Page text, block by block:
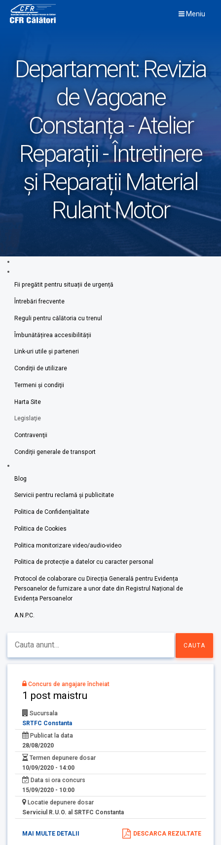
content
Meniu
Departament:Revizia
de Vagoane
Constanța - Atelier
Reparații - Întretinere
și Reparații Material
Rulant Motor
Fii pregătit pentru situații de urgență
Întrebări frecvente
Reguli pentru călătoria cu trenul
Îmbunătățirea accesibilității
Link-uri utile şi parteneri
Condiţii de utilizare
Termeni şi condiţii
Harta Site
Legislaţie
Contravenţii
Condiţii generale de transport
Blog
Servicii pentru reclamă și publicitate
Politica de Confidenţialitate
Politica de Cookies
Politica monitorizare video/audio-video
Politica de protecție a datelor cu caracter personal
Protocol de colaborare cu Direcția Generală pentru Evidența
Persoanelor de furnizare a unor date din Registrul Național de
Evidența Persoanelor
A.N.P.C.
Concurs de angajare încheiat
1 post maistru
Sucursala
SRTFC Constanta
Publicat la data
28/08/2020
Termen depunere dosar
10/09/2020 - 14:00
Data si ora concurs
15/09/2020 - 10:00
Locatie depunere dosar
Serviciul R.U.O. al SRTFC Constanta
MAI MULTE DETALII DESCARCA REZULTATE